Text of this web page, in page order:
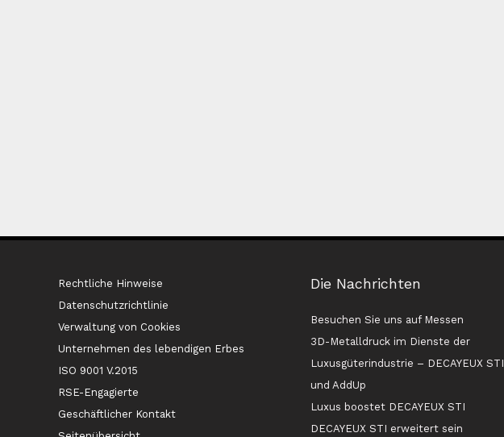
Rechtliche Hinweise
Datenschutzrichtlinie
Verwaltung von Cookies
Unternehmen des lebendigen Erbes
ISO 9001 V.2015
RSE-Engagierte
Geschäftlicher Kontakt
Die Nachrichten
Besuchen Sie uns auf Messen
3D-Metalldruck im Dienste der
Luxusgüterindustrie – DECAYEUX STI
und AddUp
Luxus boostet DECAYEUX STI
DECAYEUX STI erweitert sein